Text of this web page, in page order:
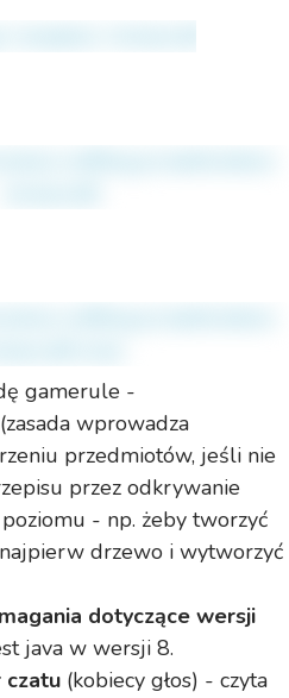
gamerule -
(zasada wprowadza
przedmiotów, jeśli nie
przez odkrywanie
- np. żeby tworzyć
drzewo i wytworzyć
dotyczące wersji
java w wersji 8.
(kobiecy głos) - czyta